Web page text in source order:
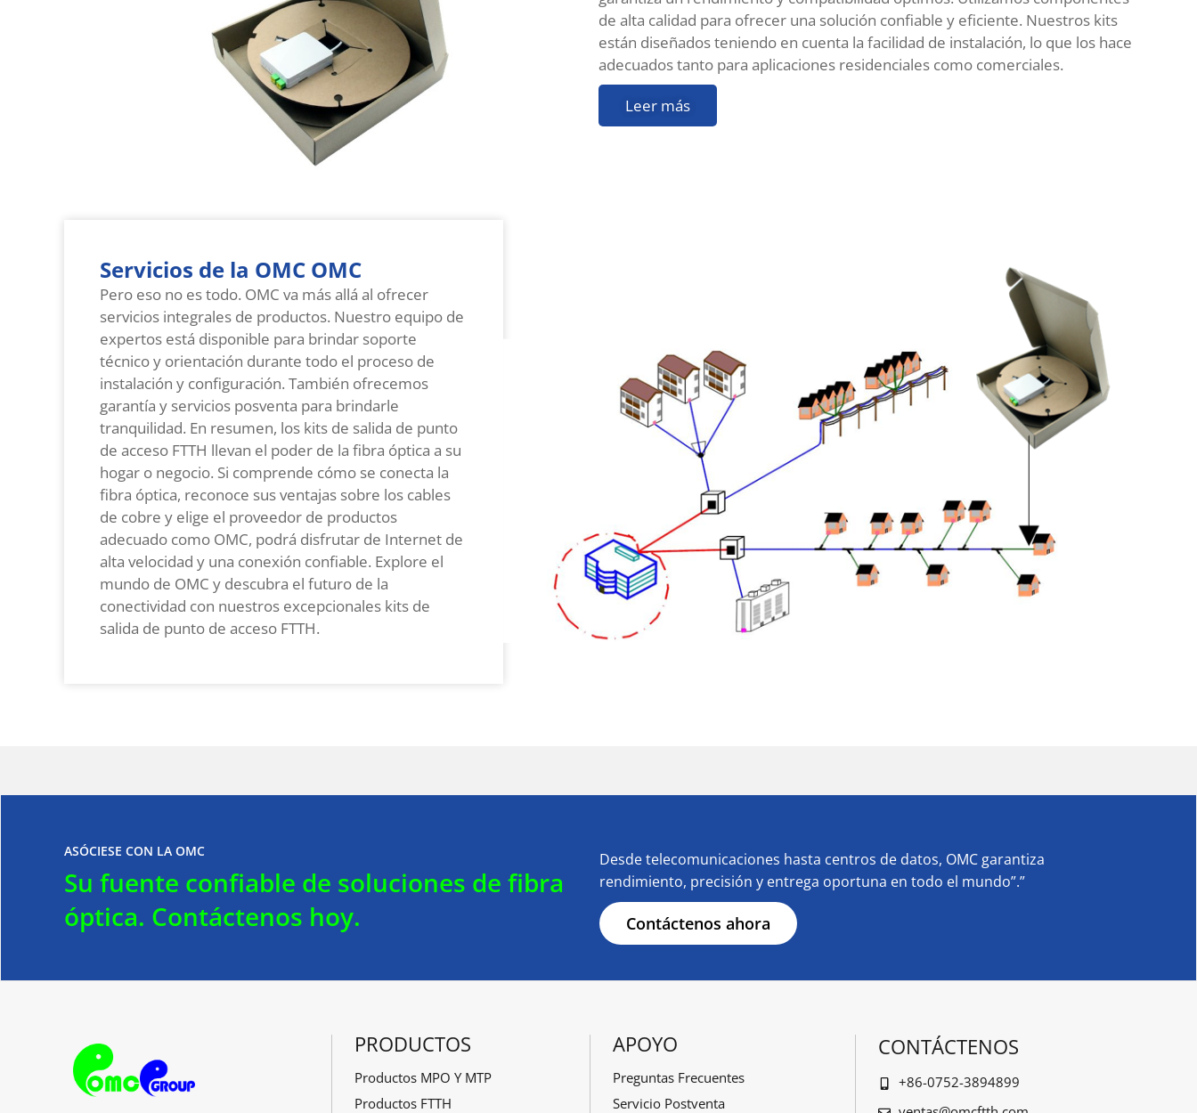
de alta calidad para ofrecer una solución confiable y eficiente. Nuestros kits
están diseñados teniendo en cuenta la facilidad de instalación, lo que los hace
adecuados tanto para aplicaciones residenciales como comerciales.
Leer más
Servicios de la OMC OMC
Pero eso no es todo. OMC va más allá al ofrecer
servicios integrales de productos. Nuestro equipo de
expertos está disponible para brindar soporte
técnico y orientación durante todo el proceso de
instalación y configuración. También ofrecemos
garantía y servicios posventa para brindarle
tranquilidad. En resumen, los kits de salida de punto
de acceso FTTH llevan el poder de la fibra óptica a su
hogar o negocio. Si comprende cómo se conecta la
fibra óptica, reconoce sus ventajas sobre los cables
de cobre y elige el proveedor de productos
adecuado como OMC, podrá disfrutar de Internet de
alta velocidad y una conexión confiable. Explore el
mundo de OMC y descubra el futuro de la
conectividad con nuestros excepcionales kits de
salida de punto de acceso FTTH.
ASÓCIESE CON LA OMC
Su fuente confiable de soluciones de fibra
óptica. Contáctenos hoy.
Desde telecomunicaciones hasta centros de datos, OMC garantiza
rendimiento, precisión y entrega oportuna en todo el mundo”.”
Contáctenos ahora
F
PRODUCTOS
Productos MPO Y MTP
Productos FTTH
APOYO
Preguntas Frecuentes
Servicio Postventa
CONTÁCTENOS
+86-0752-3894899